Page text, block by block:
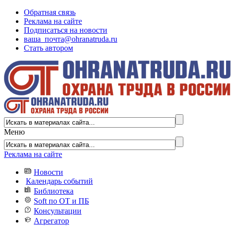
Обратная связь
Реклама на сайте
Подписаться на новости
ваша_почта@ohranatruda.ru
Стать автором
Меню
Реклама на сайте
Новости
Календарь событий
Библиотека
Soft по ОТ и ПБ
Консультации
Агрегатор